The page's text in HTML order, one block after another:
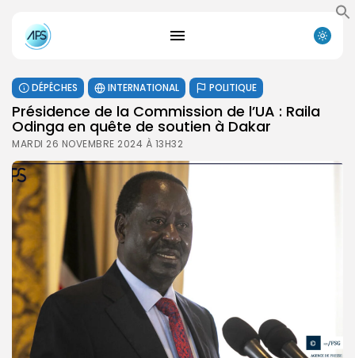
DÉPÊCHES INTERNATIONAL POLITIQUE
Présidence de la Commission de l’UA : Raila
Odinga en quête de soutien à Dakar
MARDI 26 NOVEMBRE 2024 À 13H32